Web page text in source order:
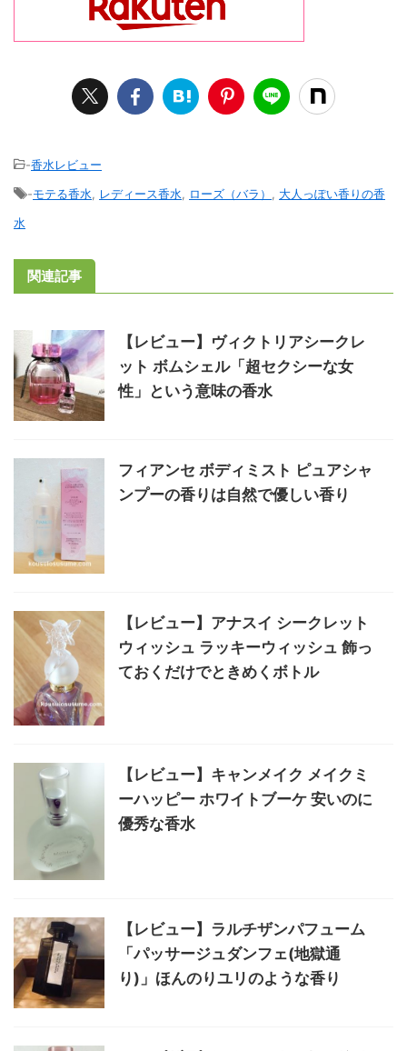
-香水レビュー
-モテる香水 レディース香水 ローズ（バラ）
大人っぽい香りの香
水
関連記事
【レビュー】ヴィクトリアシークレ
ット ボムシェル「超セクシーな女
性」という意味の香水
フィアンセ ボディミスト ピュアシャ
ンプーの香りは自然で優しい香り
【レビュー】アナスイ シークレット
ウィッシュ ラッキーウィッシュ 飾っ
ておくだけでときめくボトル
【レビュー】キャンメイク メイクミ
ーハッピー ホワイトブーケ 安いのに
優秀な香水
【レビュー】ラルチザンパフューム
「パッサージュダンフェ(地獄通
り)」ほんのりユリのような香り